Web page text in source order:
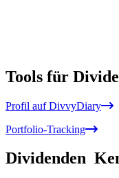
Tools für
Profil auf DivvyDiary
Portfolio-Tracking
Dividenden